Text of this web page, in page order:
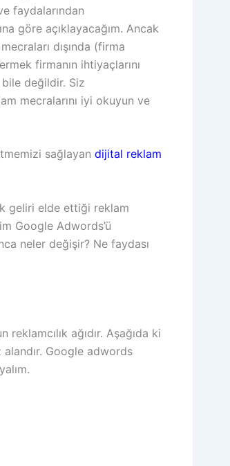
faydalarından
göre açıklayacağım. Ancak
dışında (firma
firmanın ihtiyaçlarını
değildir. Siz
mecralarını iyi okuyun ve
sağlayan dijital reklam
geliri elde ettiği reklam
Google Adwords’ü
neler değişir? Ne faydası
ağıdır. Aşağıda ki
Google adwords